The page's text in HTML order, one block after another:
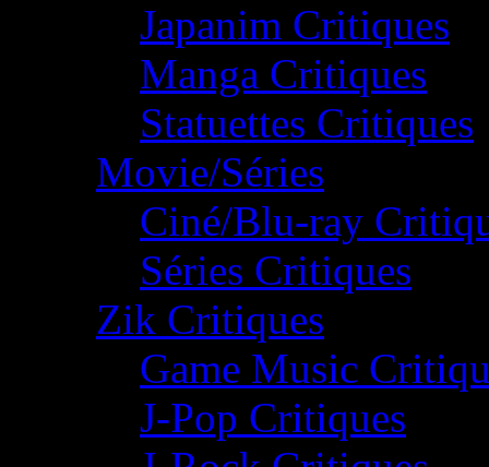
Japanim Critiques
Manga Critiques
Statuettes Critiques
Movie/Séries
Ciné/Blu-ray
Séries Critiques
Zik Critiques
Game Music
J-Pop Critiques